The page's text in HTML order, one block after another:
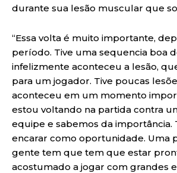
durante sua lesão muscular que
“Essa volta é muito importante,
período. Tive uma sequencia boa
infelizmente aconteceu a lesão,
para um jogador. Tive poucas
aconteceu em um momento
estou voltando na partida contra
equipe e sabemos da importância.
encarar como oportunidade. Uma
gente tem que tem que estar
acostumado a jogar com grandes